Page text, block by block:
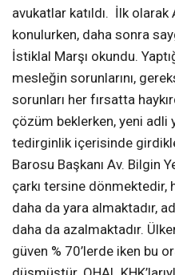
avukatlar katıldı. İlk olarak
konulurken, daha sonra
İstiklal Marşı okundu.
mesleğin sorunlarını,
sorunları her fırsatta
çözüm beklerken, yeni adli
tedirginlik içerisinde
Barosu Başkanı Av. Bilgin
çarkı tersine dönmektedir,
daha da yara almaktadır,
daha da azalmaktadır.
güven % 70’lerde iken bu